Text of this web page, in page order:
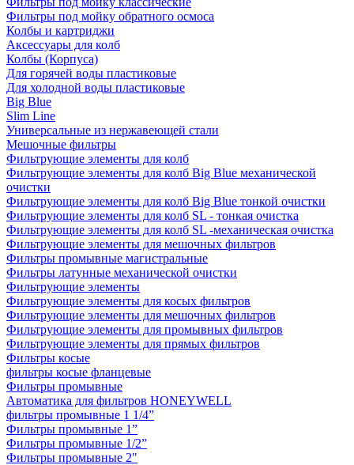
Фильтры под мойку обратного осмоса
Колбы и картриджи
Аксессуары для колб
Колбы (Корпуса)
Для горячей воды пластиковые
Для холодной воды пластиковые
Big Blue
Slim Line
Универсальные из нержавеющей стали
Мешочные фильтры
Фильтрующие элементы для колб
Фильтрующие элементы для колб Big Blue механической
очистки
Фильтрующие элементы для колб Big Blue тонкой очистки
Фильтрующие элементы для колб SL - тонкая очистка
Фильтрующие элементы для колб SL -механическая очистка
Фильтрующие элементы для мешочных фильтров
Фильтры промывные магистральные
Фильтры латунные механической очистки
Фильтрующие элементы
Фильтрующие элементы для косых фильтров
Фильтрующие элементы для мешочных фильтров
Фильтрующие элементы для промывных фильтров
Фильтрующие элементы для прямых фильтров
Фильтры косые
фильтры косые фланцевые
Фильтры промывные
Автоматика для фильтров HONEYWELL
фильтры промывные 1 1/4”
Фильтры промывные 1”
Фильтры промывные 1/2”
Фильтры промывные 2"